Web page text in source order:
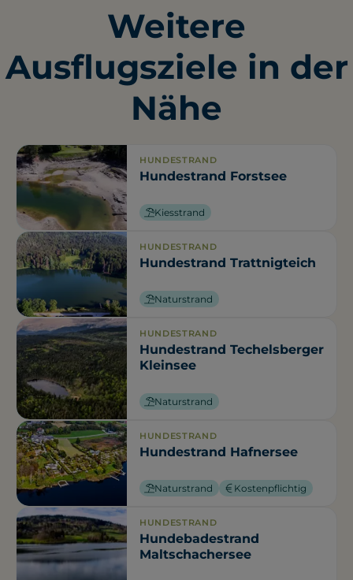
Weitere
Ausflugsziele in der
Nähe
HUNDESTRAND
Hundestrand Forstsee
Kiesstrand
HUNDESTRAND
Hundestrand Trattnigteich
Naturstrand
HUNDESTRAND
Hundestrand Techelsberger
Kleinsee
Naturstrand
HUNDESTRAND
Hundestrand Hafnersee
Naturstrand Kostenpflichtig
HUNDESTRAND
Hundebadestrand
Maltschachersee